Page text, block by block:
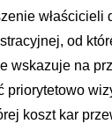
od
wskazuje na
priorytetowo
koszt kar